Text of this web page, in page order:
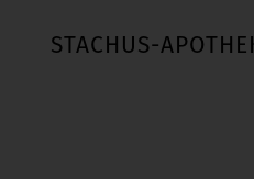
STACHUS-